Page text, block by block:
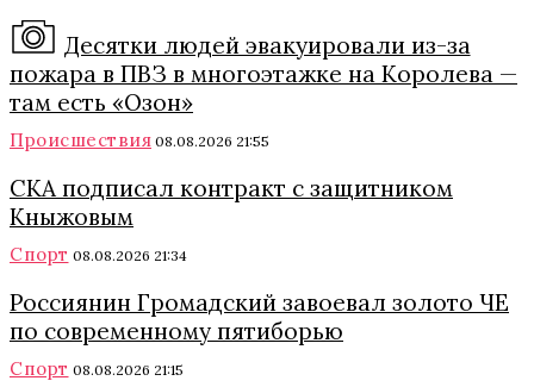
Десятки людей эвакуировали из-за
пожара в ПВЗ в многоэтажке на Королева —
там есть «Озон»
Происшествия 08.08.2026 21:55
СКА подписал контракт с защитником
Кныжовым
Спорт 08.08.2026 21:34
Россиянин Громадский завоевал золото ЧЕ
по современному пятиборью
Спорт 08.08.2026 21:15